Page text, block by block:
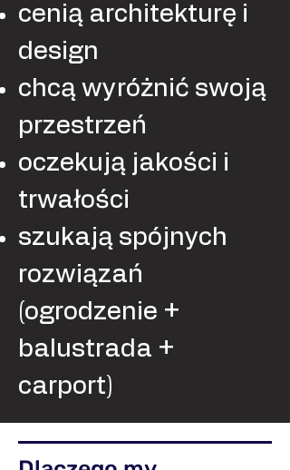
cenią architekturę i
design
chcą wyróżnić swoją
przestrzeń
oczekują jakości i
trwałości
szukają spójnych
rozwiązań
(ogrodzenie +
balustrada +
carport)